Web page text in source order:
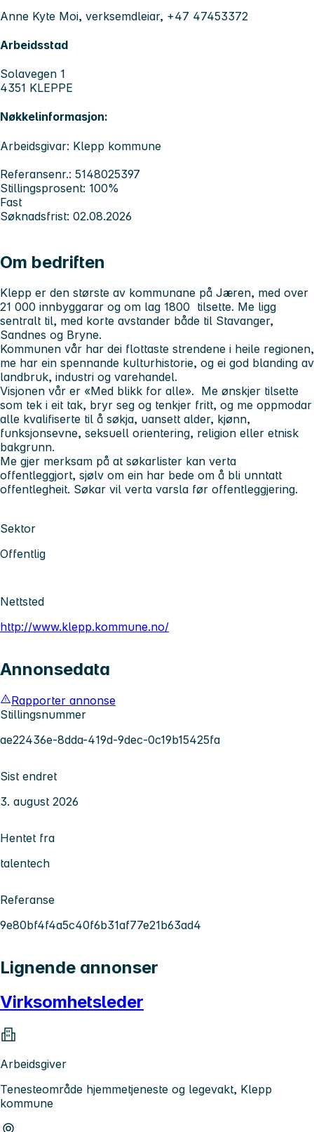
Anne Kyte Moi, verksemdleiar, +47 47453372
Arbeidsstad
Solavegen 1
4351 KLEPPE
Nøkkelinformasjon:
Arbeidsgivar: Klepp kommune
Referansenr.: 5148025397
Stillingsprosent: 100%
Fast
Søknadsfrist: 02.08.2026
Om bedriften
Klepp er den største av kommunane på Jæren, med over
21 000 innbyggarar og om lag 1800 tilsette. Me ligg
sentralt til, med korte avstander både til Stavanger,
Sandnes og Bryne.
Kommunen vår har dei flottaste strendene i heile regionen,
me har ein spennande kulturhistorie, og ei god blanding av
landbruk, industri og varehandel.
Visjonen vår er «Med blikk for alle». Me ønskjer tilsette
som tek i eit tak, bryr seg og tenkjer fritt, og me oppmodar
alle kvalifiserte til å søkja, uansett alder, kjønn,
funksjonsevne, seksuell orientering, religion eller etnisk
bakgrunn.
Me gjer merksam på at søkarlister kan verta
offentleggjort, sjølv om ein har bede om å bli unntatt
offentlegheit. Søkar vil verta varsla før offentleggjering.
Sektor
Offentlig
Nettsted
http://www.klepp.kommune.no/
Annonsedata
Rapporter annonse
Stillingsnummer
ae22436e-8dda-419d-9dec-0c19b15425fa
Sist endret
3. august 2026
Hentet fra
talentech
Referanse
9e80bf4f4a5c40f6b31af77e21b63ad4
Lignende annonser
Virksomhetsleder
Arbeidsgiver
Tenesteområde hjemmetjeneste og legevakt, Klepp
kommune